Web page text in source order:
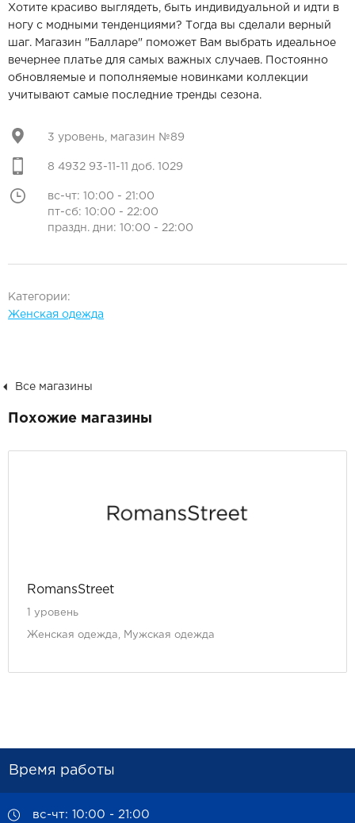
Хотите красиво выглядеть, быть индивидуальной и идти в
ногу с модными тенденциями? Тогда вы сделали верный
шаг. Магазин "Балларе" поможет Вам выбрать идеальное
вечернее платье для самых важных случаев. Постоянно
обновляемые и пополняемые новинками коллекции
учитывают самые последние тренды сезона.
3 уровень, магазин №89
8 4932 93-11-11 доб. 1029
вс-чт: 10:00 - 21:00
пт-сб: 10:00 - 22:00
праздн. дни: 10:00 - 22:00
Категории:
Женская одежда
Все магазины
Похожие магазины
RomansStreet
1 уровень
Женская одежда, Мужская одежда
Время работы
вс-чт: 10:00 - 21:00